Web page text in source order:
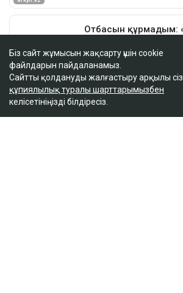
Біз сайт жұмысын жақсарту үшін cookie
файлдарын пайдаланамыз.
Сайтты қолдануды жалғастыру арқылы сіз
құпиялылық туралы шарттарымызбен
келісетініңізді білдіресіз.